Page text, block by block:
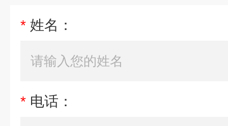
* 姓名：
* 电话：